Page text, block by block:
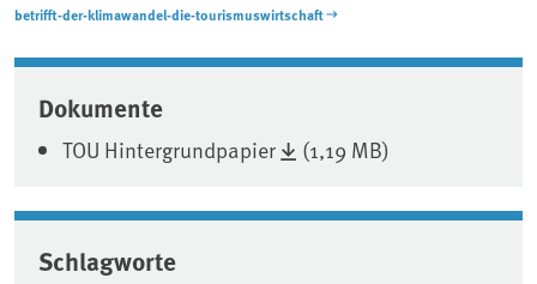
betrifft-der-klimawandel-die-tourismuswirtschaft
Associated content
Dokumente
TOU Hintergrundpapier (1,19 MB)
Schlagworte